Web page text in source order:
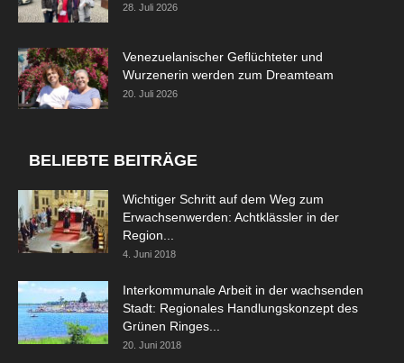
28. Juli 2026
Venezuelanischer Geflüchteter und
Wurzenerin werden zum Dreamteam
20. Juli 2026
BELIEBTE BEITRÄGE
Wichtiger Schritt auf dem Weg zum
Erwachsenwerden: Achtklässler in der
Region...
4. Juni 2018
Interkommunale Arbeit in der wachsenden
Stadt: Regionales Handlungskonzept des
Grünen Ringes...
20. Juni 2018